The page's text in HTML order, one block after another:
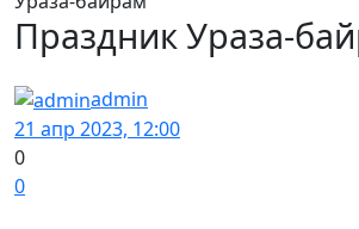
Праздник Ураза-
admin
21 апр 2023, 12:00
0
0